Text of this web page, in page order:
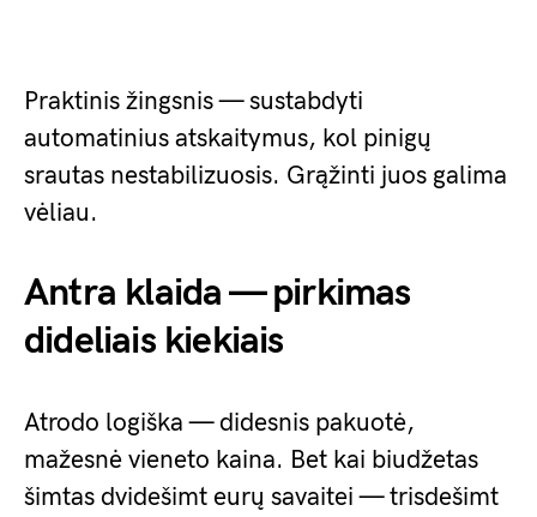
Praktinis žingsnis — sustabdyti
automatinius atskaitymus, kol pinigų
srautas nestabilizuosis. Grąžinti juos galima
vėliau.
Antra klaida — pirkimas
dideliais kiekiais
Atrodo logiška — didesnis pakuotė,
mažesnė vieneto kaina. Bet kai biudžetas
šimtas dvidešimt eurų savaitei — trisdešimt